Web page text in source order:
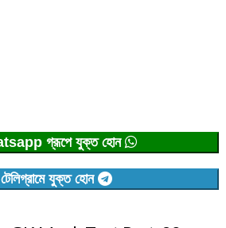
গ্রূপে যুক্ত হোন
টেলিগ্রামে যুক্ত হোন